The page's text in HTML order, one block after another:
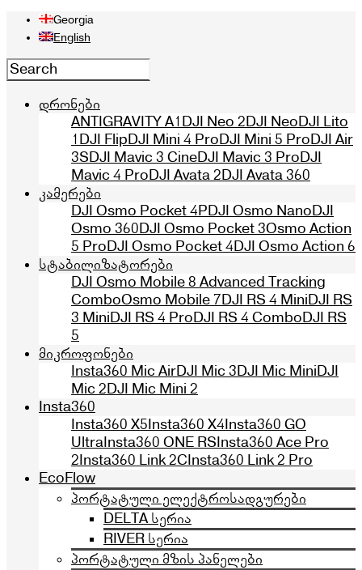
Georgia
English
დრონები
ANTIGRAVITY A1DJI Neo 2DJI NeoDJI Lito
1DJI FlipDJI Mini 4 ProDJI Mini 5 ProDJI Air
3SDJI Mavic 3 CineDJI Mavic 3 ProDJI
Mavic 4 ProDJI Avata 2DJI Avata 360
კამერები
DJI Osmo Pocket 4PDJI Osmo NanoDJI
Osmo 360DJI Osmo Pocket 3Osmo Action
5 ProDJI Osmo Pocket 4DJI Osmo Action 6
სტაბილიზატორები
DJI Osmo Mobile 8 Advanced Tracking
ComboOsmo Mobile 7DJI RS 4 MiniDJI RS
3 MiniDJI RS 4 ProDJI RS 4 ComboDJI RS
5
მიკროფონები
Insta360 Mic AirDJI Mic 3DJI Mic MiniDJI
Mic 2DJI Mic Mini 2
Insta360
Insta360 X5Insta360 X4Insta360 GO
UltraInsta360 ONE RSInsta360 Ace Pro
2Insta360 Link 2CInsta360 Link 2 Pro
EcoFlow
პორტატული ელექტროსადგურები
DELTA სერია
RIVER სერია
პორტატული მზის პანელები